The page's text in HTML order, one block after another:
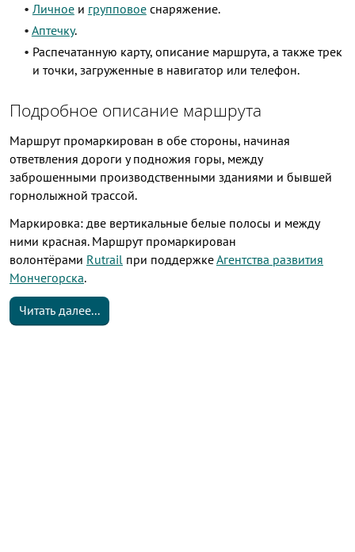
Личноеи групповоеснаряжение.
Аптечку.
Распечатанную карту, описание маршрута, а также трек
и точки, загруженные в навигатор или телефон.
Подробное описание маршрута
Маршрут промаркирован в обе стороны, начиная
ответвления дороги у подножия горы, между
заброшенными производственными зданиями и бывшей
горнолыжной трассой.
Маркировка: две вертикальные белые полосы и между
ними красная. Маршрут промаркирован
волонтёрами Rutrail при поддержкеАгентства развития
Мончегорска.
Читать далее...